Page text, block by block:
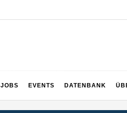
JOBS EVENTS DATENBANK